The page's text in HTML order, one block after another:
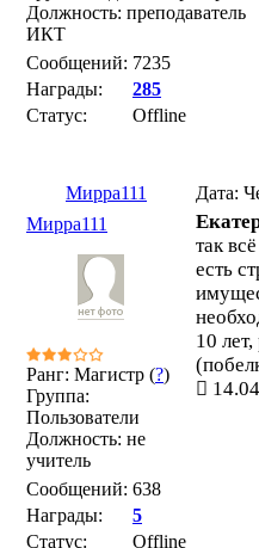
Должность: преподаватель
ИКТ
Сообщений: 7235
Награды:
285
Статус:
Offline
Мирра111
Дата:
Мирра111
Ранг: Магистр (?)
Группа:
Пользователи
Должность: не
учитель
Сообщений: 638
Награды:
5
Статус:
Offline
так
есть
10